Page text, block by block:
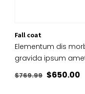
Fall coat
Elementum dis
gravida ipsum
$769.99 Le
$650.00